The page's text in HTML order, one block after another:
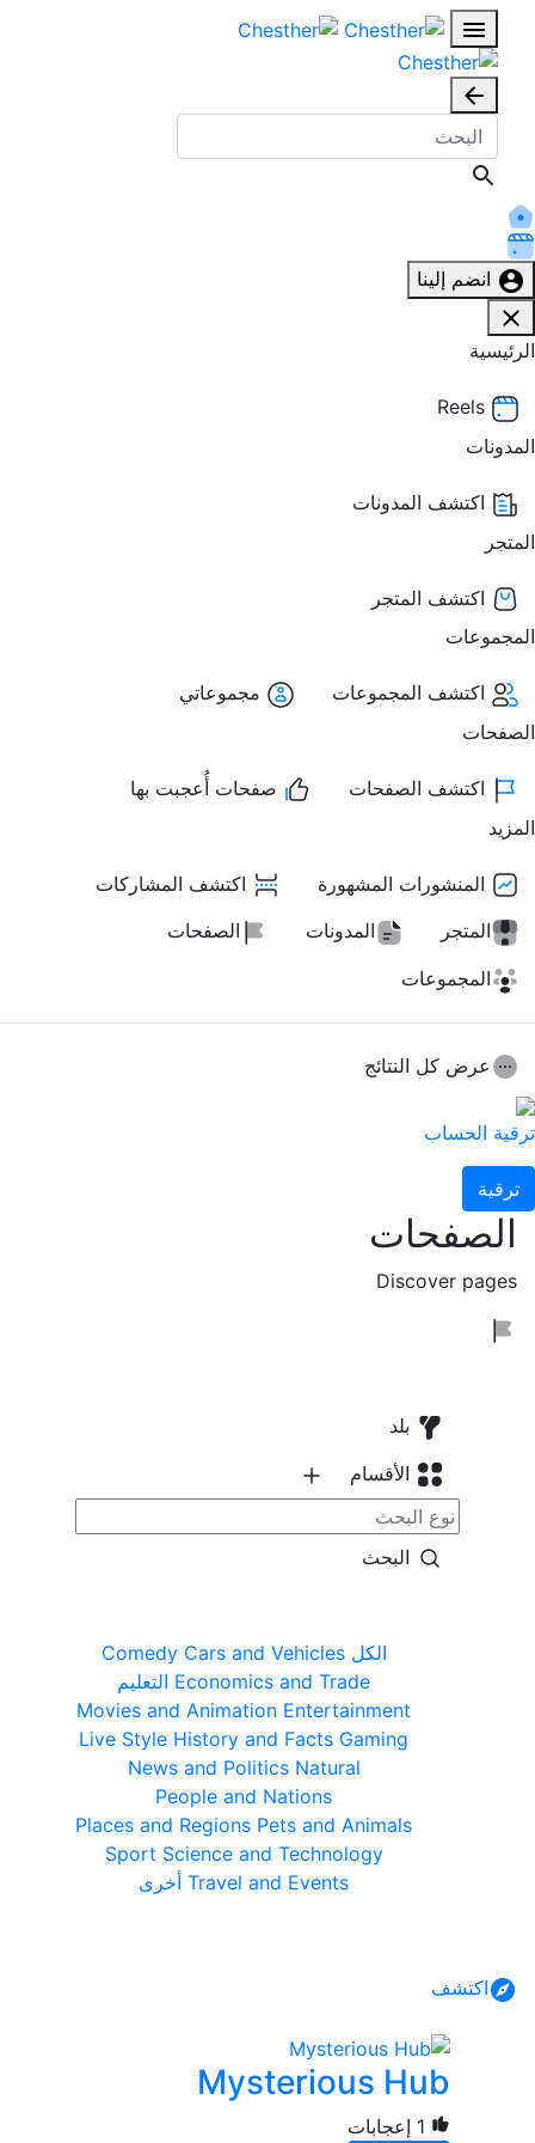
انضم إلينا
الرئيسية
المدونات
اكتشف المدونات
المتجر
اكتشف المتجر
المجموعات
اكتشف المجموعات
مجموعاتي
الصفحات
اكتشف الصفحات
صفحات أُعجبت بها
المزيد
المنشورات المشهورة
اكتشف المشاركات
المتجر
المدونات
الصفحات
المجموعات
عرض كل النتائج
ترقية الحساب
ترقية
الصفحات
Discover pages
الأقسام
البحث
الكل Cars and Vehicles
Comedy
Economics and Trade التعليم
Entertainment
Movies and Animation
Gaming
History and Facts
Live Style
Natural
News and Politics
People and Nations
Pets and Animals
Places and Regions
Science and Technology
Sport
Travel and Events أخرى
اكتشف
Mysterious Hub